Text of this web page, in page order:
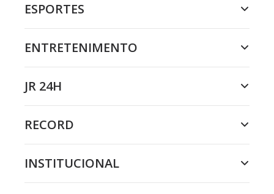
ESPORTES
ENTRETENIMENTO
JR 24H
RECORD
INSTITUCIONAL